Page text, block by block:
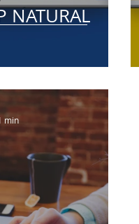
NATURAL
min